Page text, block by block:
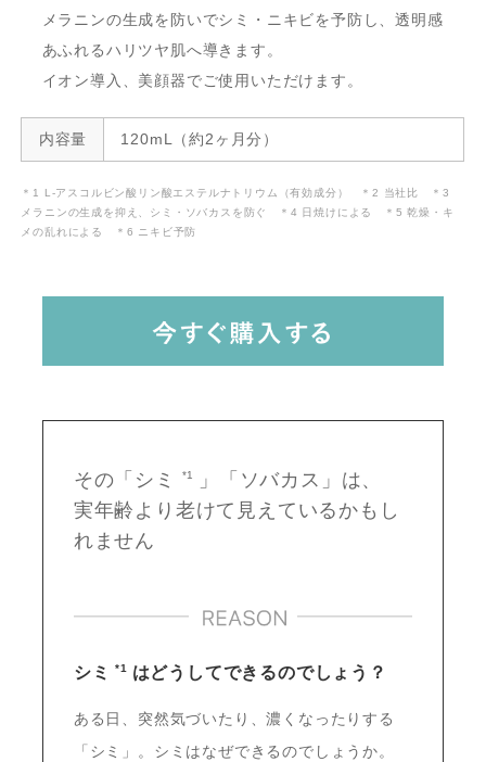
メラニンの生成を防いでシミ・ニキビを予防し、透明感
あふれるハリツヤ肌へ導きます。
イオン導入、美顔器でご使用いただけます。
内容量 120mL（約2ヶ月分）
＊1 L-アスコルビン酸リン酸エステルナトリウム（有効成分） ＊2 当社比 ＊3
メラニンの生成を抑え、シミ・ソバカスを防ぐ ＊4 日焼けによる ＊5 乾燥・キ
メの乱れによる ＊6 ニキビ予防
その「シミ *1
」「ソバカス」は、
実年齢より老けて見えているかもし
れません
シミ*1 はどうしてできるのでしょう？
ある日、突然気づいたり、濃くなったりする
「シミ」。シミはなぜできるのでしょうか。